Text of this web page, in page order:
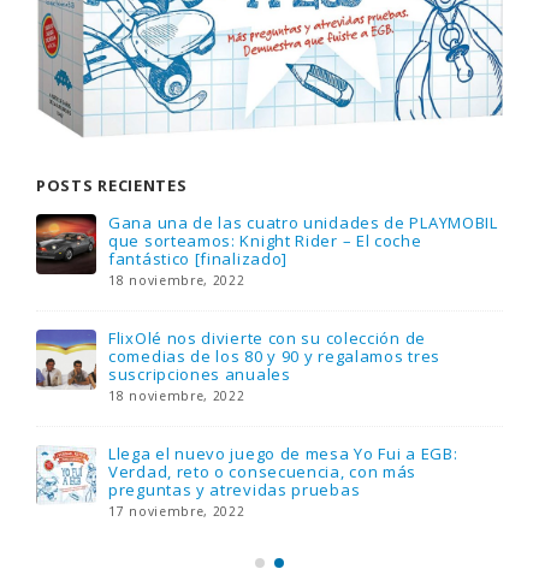
POSTS RECIENTES
Gana una de las cuatro unidades de PLAYMOBIL
que sorteamos: Knight Rider – El coche
fantástico [finalizado]
18 noviembre, 2022
FlixOlé nos divierte con su colección de
comedias de los 80 y 90 y regalamos tres
suscripciones anuales
18 noviembre, 2022
Llega el nuevo juego de mesa Yo Fui a EGB:
Verdad, reto o consecuencia, con más
preguntas y atrevidas pruebas
17 noviembre, 2022